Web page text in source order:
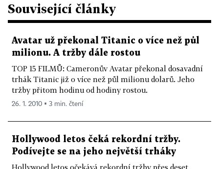
Související články
Avatar už překonal Titanic o více než půl
milionu. A tržby dále rostou
TOP 15 FILMŮ: Cameronův Avatar překonal dosavadní
trhák Titanic již o více než půl milionu dolarů. Jeho
tržby přitom hodinu od hodiny rostou.
26. 1. 2010 ▪ 3 min. čtení
Hollywood letos čeká rekordní tržby.
Podívejte se na jeho největší trháky
Hollywood letos očekává rekordní tržby přes deset